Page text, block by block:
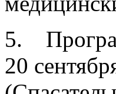
5.
20